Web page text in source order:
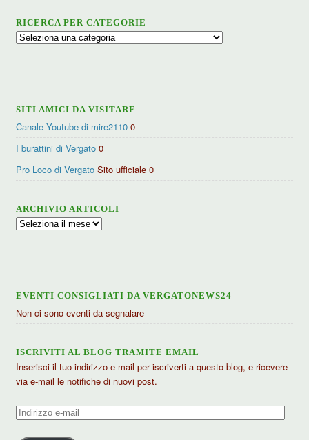
RICERCA PER CATEGORIE
Ricerca
SITI AMICI DA VISITARE
Canale Youtube di mire2110 0
I burattini di Vergato 0
Pro Loco di Vergato Sito ufficiale 0
ARCHIVIO ARTICOLI
Archivio
EVENTI CONSIGLIATI DA VERGATONEWS24
Non ci sono eventi da segnalare
ISCRIVITI AL BLOG TRAMITE EMAIL
Inserisci il tuo indirizzo e-mail per iscriverti a questo blog, e ricevere
via e-mail le notifiche di nuovi post.
Indirizzo